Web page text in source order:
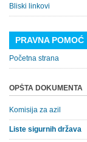
Bliski linkovi
PRAVNA POMOĆ
Početna strana
OPŠTA DOKUMENTA
Komisija za azil
Liste sigurnih država